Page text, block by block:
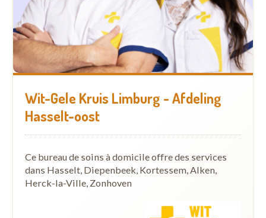
Wit-Gele Kruis Limburg - Afdeling
Hasselt-oost
Ce bureau de soins à domicile offre des services
dans Hasselt, Diepenbeek, Kortessem, Alken,
Herck-la-Ville, Zonhoven